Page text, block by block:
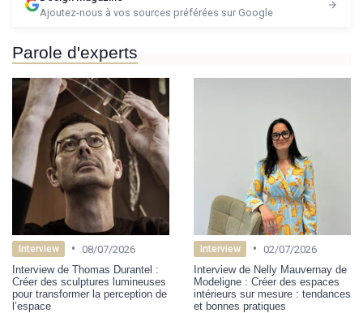
Ajoutez-nous à vos sources préférées sur Google
Parole d'experts
Interview • 08/07/2026
Interview de Thomas Durantel :
Créer des sculptures lumineuses
pour transformer la perception de
l’espace
Interview • 02/07/2026
Interview de Nelly Mauvernay de
Modeligne : Créer des espaces
intérieurs sur mesure : tendances
et bonnes pratiques